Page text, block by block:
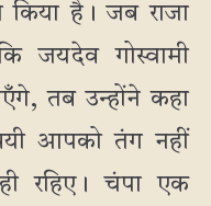
है। जब राजा
जयदेव गोस्वामी
तब उन्होंने कहा
आपको तंग नहीं
रहिए। चंपा एक